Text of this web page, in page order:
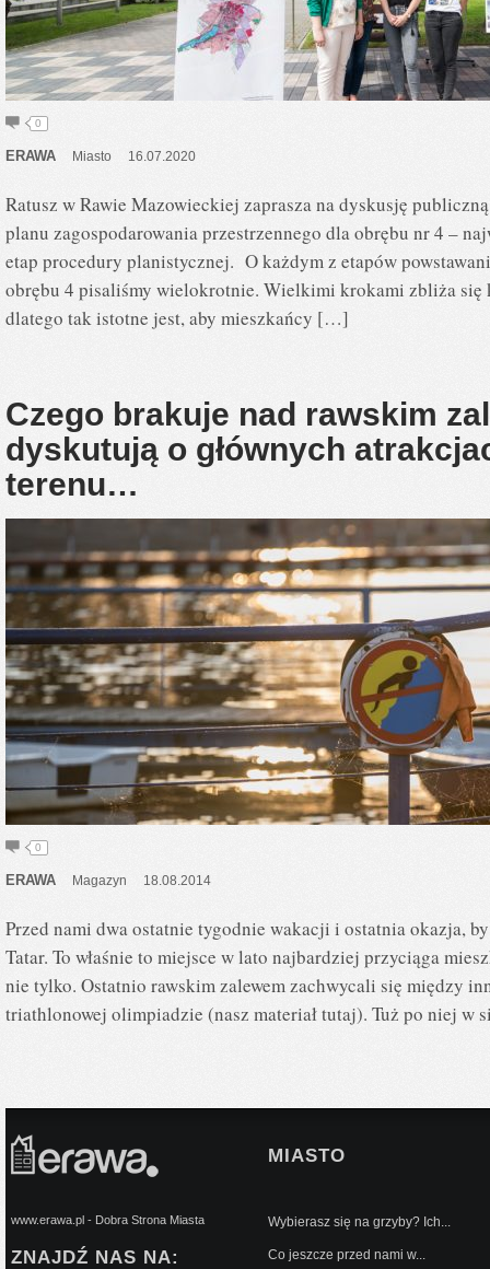
0
ERAWA Miasto 16.07.2020
Ratusz w Rawie Mazowieckiej zaprasza na dyskusję
planu zagospodarowania przestrzennego dla obrębu nr 4 –
etap procedury planistycznej. O każdym z etapów
obrębu 4 pisaliśmy wielokrotnie. Wielkimi krokami zbliża się
dlatego tak istotne jest, aby mieszkańcy […]
Czego brakuje nad rawskim
dyskutują o głównych
terenu…
0
ERAWA Magazyn 18.08.2014
Przed nami dwa ostatnie tygodnie wakacji i ostatnia okazja,
Tatar. To właśnie to miejsce w lato najbardziej przyciąga
nie tylko. Ostatnio rawskim zalewem zachwycali się między
triathlonowej olimpiadzie (nasz materiał tutaj). Tuż po niej
www.erawa.pl - Dobra Strona Miasta
ZNAJDŹ NAS NA:
MIASTO
Wybierasz się na grzyby? Ich...
Co jeszcze przed nami w...